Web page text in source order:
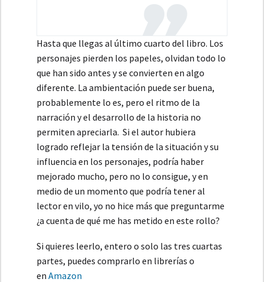
Hasta que llegas al último cuarto del libro. Los
personajes pierden los papeles, olvidan todo lo
que han sido antes y se convierten en algo
diferente. La ambientación puede ser buena,
probablemente lo es, pero el ritmo de la
narración y el desarrollo de la historia no
permiten apreciarla. Si el autor hubiera
logrado reflejar la tensión de la situación y su
influencia en los personajes, podría haber
mejorado mucho, pero no lo consigue, y en
medio de un momento que podría tener al
lector en vilo, yo no hice más que preguntarme
¿a cuenta de qué me has metido en este rollo?
Si quieres leerlo, entero o solo las tres cuartas
partes, puedes comprarlo en librerías o
en Amazon